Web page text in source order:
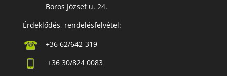
Boros József u. 24.
Érdeklődés, rendelésfelvétel:
+36 62/642-319
+36 30/824 0083